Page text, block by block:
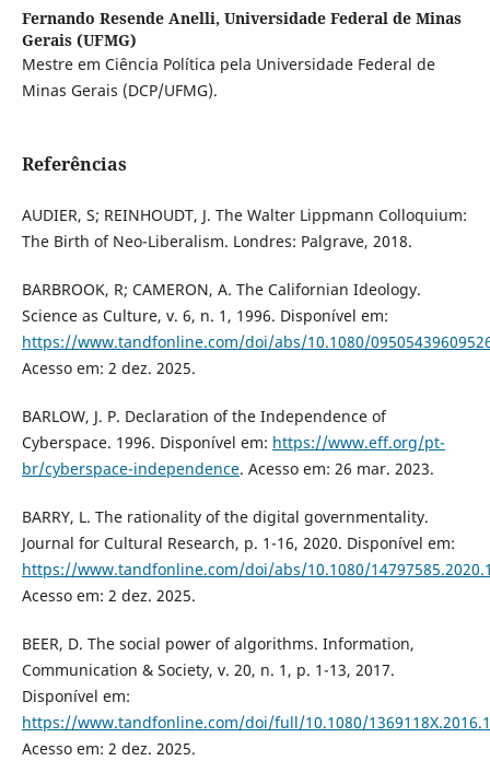
Fernando Resende Anelli, Universidade Federal de Minas
Gerais (UFMG)
Mestre em Ciência Política pela Universidade Federal de
Minas Gerais (DCP/UFMG).
Referências
AUDIER, S; REINHOUDT, J. The Walter Lippmann Colloquium:
The Birth of Neo-Liberalism. Londres: Palgrave, 2018.
BARBROOK, R; CAMERON, A. The Californian Ideology.
Science as Culture, v. 6, n. 1, 1996. Disponível em:
https://www.tandfonline.com/doi/abs/10.1080/
Acesso em: 2 dez. 2025.
BARLOW, J. P. Declaration of the Independence of
Cyberspace. 1996. Disponível em: https://www.eff.org/pt-
br/cyberspace-independence. Acesso em: 26 mar. 2023.
BARRY, L. The rationality of the digital governmentality.
Journal for Cultural Research, p. 1-16, 2020. Disponível em:
https://www.tandfonline.com/doi/abs/10.1080/
Acesso em: 2 dez. 2025.
BEER, D. The social power of algorithms. Information,
Communication & Society, v. 20, n. 1, p. 1-13, 2017.
Disponível em:
https://www.tandfonline.com/doi/full/10.1080/
Acesso em: 2 dez. 2025.